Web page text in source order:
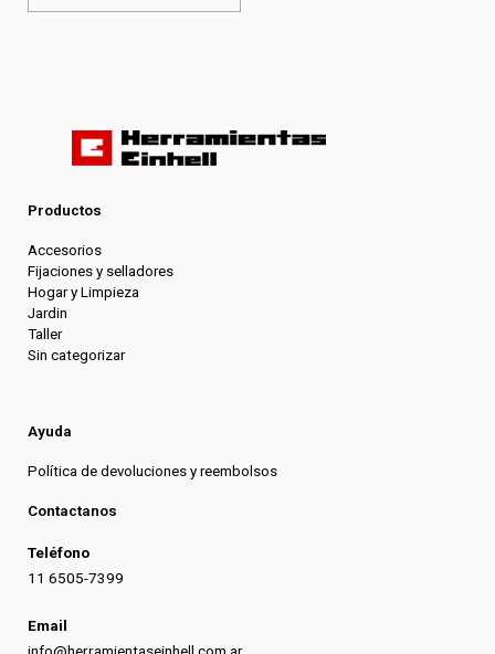
Productos
Accesorios
Fijaciones y selladores
Hogar y Limpieza
Jardin
Taller
Sin categorizar
Ayuda
Política de devoluciones y reembolsos
Contactanos
Teléfono
11 6505-7399
Email